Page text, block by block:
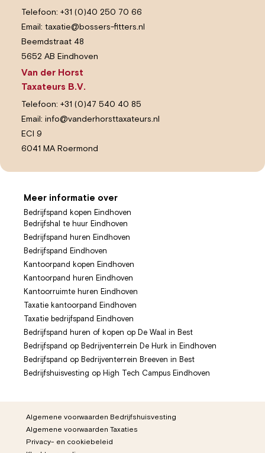
Telefoon: +31 (0)40 250 70 66
Email: taxatie@bossers-fitters.nl
Beemdstraat 48
5652 AB Eindhoven
Van der Horst
Taxateurs B.V.
Telefoon: +31 (0)47 540 40 85
Email: info@vanderhorsttaxateurs.nl
ECI 9
6041 MA Roermond
Meer informatie over
Bedrijfspand kopen Eindhoven
Bedrijfshal te huur Eindhoven
Bedrijfspand huren Eindhoven
Bedrijfspand Eindhoven
Kantoorpand kopen Eindhoven
Kantoorpand huren Eindhoven
Kantoorruimte huren Eindhoven
Taxatie kantoorpand Eindhoven
Taxatie bedrijfspand Eindhoven
Bedrijfspand huren of kopen op De Waal in Best
Bedrijfspand op Bedrijventerrein De Hurk in Eindhoven
Bedrijfspand op Bedrijventerrein Breeven in Best
Bedrijfshuisvesting op High Tech Campus Eindhoven
Algemene voorwaarden Bedrijfshuisvesting
Algemene voorwaarden Taxaties
Privacy- en cookiebeleid